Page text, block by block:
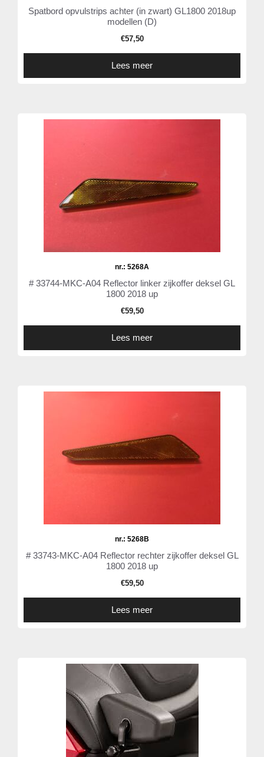
Spatbord opvulstrips achter (in zwart) GL1800 2018up
modellen (D)
€57,50
Lees meer
nr.: 5268A
# 33744-MKC-A04 Reflector linker zijkoffer deksel GL
1800 2018 up
€59,50
Lees meer
nr.: 5268B
# 33743-MKC-A04 Reflector rechter zijkoffer deksel GL
1800 2018 up
€59,50
Lees meer